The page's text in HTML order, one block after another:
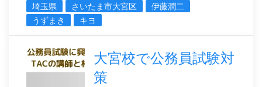
埼玉県 さいたま市大宮区
伊藤潤二
うずまき
キヨ
大宮校で公務員試験対
策